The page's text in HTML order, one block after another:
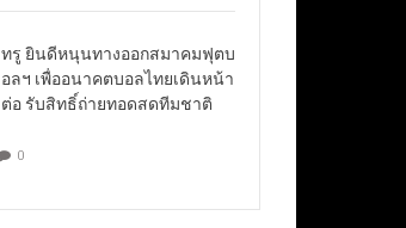
ทรู ยินดีหนุนทางออกสมาคมฟุตบ
อลฯ เพื่ออนาคตบอลไทยเดินหน้า
ต่อ รับสิทธิ์ถ่ายทอดสดทีมชาติ
0